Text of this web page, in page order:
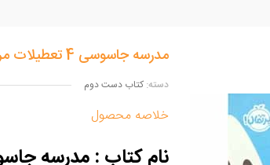
مدرسه جاسوسی 4 تعطیلات مرگبار
دسته: کتاب دست دوم
خلاصه محصول